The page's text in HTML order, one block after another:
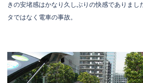
きの安堵感はかなり久しぶりの快感でありまし
タではなく電車の事故。